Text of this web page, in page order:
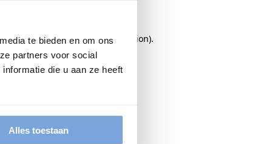
te bieden en om ons
partners voor social
die u aan ze heeft
Alles toestaan
consolefor more information).